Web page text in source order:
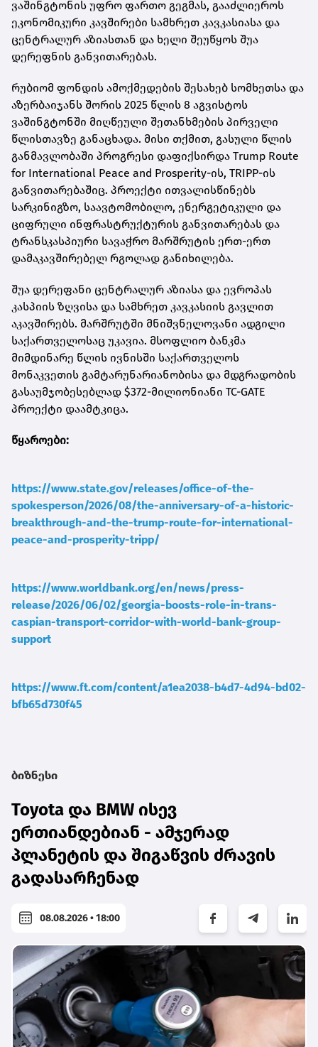
ვაშინგტონის უფრო ფართო გეგმას, გააძლიეროს
ეკონომიკური კავშირები სამხრეთ კავკასიასა და
ცენტრალურ აზიასთან და ხელი შეუწყოს შუა
დერეფნის განვითარებას.
რუბიომ ფონდის ამოქმედების შესახებ სომხეთსა და
აზერბაიჯანს შორის 2025 წლის 8 აგვისტოს
ვაშინგტონში მიღწეული შეთანხმების პირველი
წლისთავზე განაცხადა. მისი თქმით, გასული წლის
განმავლობაში პროგრესი დაფიქსირდა Trump Route
for International Peace and Prosperity-ის, TRIPP-ის
განვითარებაშიც. პროექტი ითვალისწინებს
სარკინიგზო, საავტომობილო, ენერგეტიკული და
ციფრული ინფრასტრუქტურის განვითარებას და
ტრანსკასპიური სავაჭრო მარშრუტის ერთ-ერთ
დამაკავშირებელ რგოლად განიხილება.
შუა დერეფანი ცენტრალურ აზიასა და ევროპას
კასპიის ზღვისა და სამხრეთ კავკასიის გავლით
აკავშირებს. მარშრუტში მნიშვნელოვანი ადგილი
საქართველოსაც უკავია. მსოფლიო ბანკმა
მიმდინარე წლის ივნისში საქართველოს
მონაკვეთის გამტარუნარიანობისა და მდგრადობის
გასაუმჯობესებლად $372-მილიონიანი TC-GATE
პროექტი დაამტკიცა.
წყაროები:
https://www.state.gov/releases/office-of-the-
spokesperson/2026/08/the-anniversary-of-a-historic-
breakthrough-and-the-trump-route-for-international-
peace-and-prosperity-tripp/
https://www.worldbank.org/en/news/press-
release/2026/06/02/georgia-boosts-role-in-trans-
caspian-transport-corridor-with-world-bank-group-
support
https://www.ft.com/content/a1ea2038-b4d7-4d94-bd02-
bfb65d730f45
ბიზნესი
Toyota და BMW ისევ
ერთიანდებიან - ამჯერად
პლანეტის და შიგაწვის ძრავის
გადასარჩენად
08.08.2026 • 18:00